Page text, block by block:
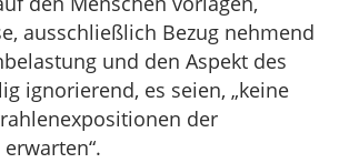
ausschließlich Bezug nehmend
und den Aspekt des
ignorierend, es seien, „keine
der